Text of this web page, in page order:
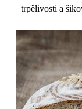
trpělivosti a